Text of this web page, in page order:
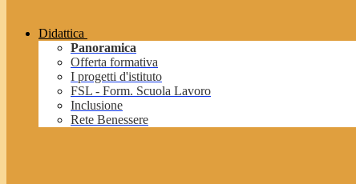
Didattica
Panoramica
Offerta formativa
I progetti d'istituto
FSL - Form. Scuola Lavoro
Inclusione
Rete Benessere